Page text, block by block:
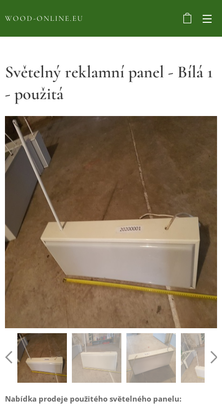
WOOD-ONLINE.EU
Světelný reklamní panel - Bílá 1
- použitá
Nabídka prodeje použitého světelného panelu: